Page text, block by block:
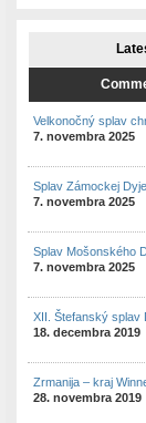
Velkonočný splav
7. novembra 2025
Splav Zámockej Dyje
7. novembra 2025
Splav Mošonského
7. novembra 2025
XII. Štefanský splav
18. decembra 2019
Zrmanija – kraj
28. novembra 2019